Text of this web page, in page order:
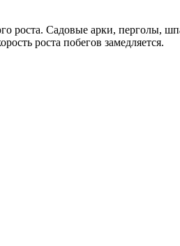
роста. Садовые арки, перголы,
роста побегов замедляется.